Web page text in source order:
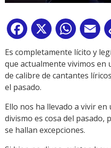
Facebook
X
Es completamente lícito y
que actualmente vivimos en
de calibre de cantantes
el pasado.
Ello nos ha llevado a vivir en
divismo es cosa del pasado,
se hallan excepciones.